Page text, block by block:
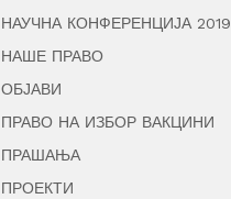
НАУЧНА КОНФЕРЕНЦИЈА 2019
НАШЕ ПРАВО
ОБЈАВИ
ПРАВО НА ИЗБОР ВАКЦИНИ
ПРАШАЊА
ПРОЕКТИ